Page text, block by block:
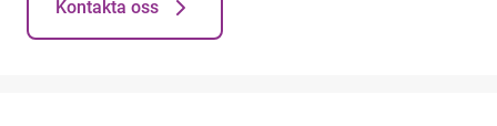
Kontakta oss